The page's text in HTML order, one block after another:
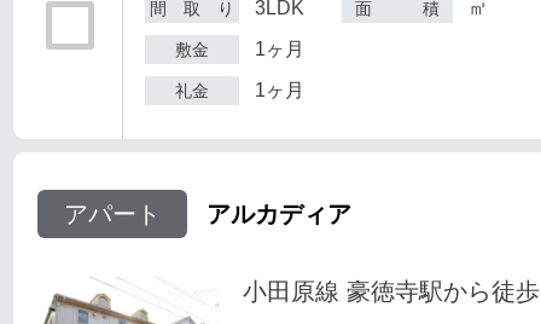
間 取 り 3LDK 面 積 ㎡
敷金 1ヶ月
礼金 1ヶ月
アパート アルカディア
小田原線 豪徳寺駅から徒